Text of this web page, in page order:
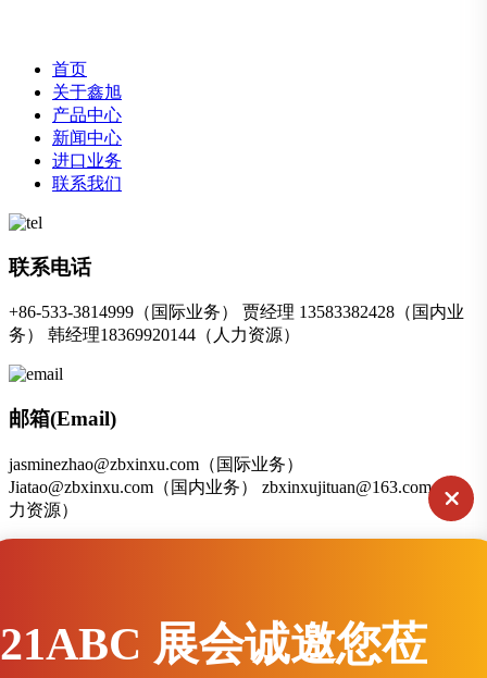
首页
关于鑫旭
产品中心
新闻中心
进口业务
联系我们
联系电话
+86-533-3814999（国际业务） 贾经理 13583382428（国内业
务） 韩经理18369920144（人力资源）
邮箱(Email)
jasminezhao@zbxinxu.com（国际业务）
Jiatao@zbxinxu.com（国内业务） zbxinxujituan@163.com（人
力资源）
山东省淄博市张店区兴园路9号
21ABC 展会诚邀您莅